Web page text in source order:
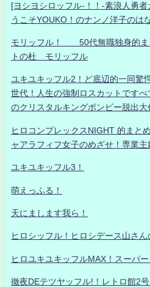
[ヨシヨシロッフル-！！-素浪人勇
うこそYOUKO！のナンノ洋子のは
モリッフル！ 50代無職独身的ま
トの杜 モリッフル
ユキユキッフル2！ど底辺的一同驚
世代！人生の強制ロスカットです
のクリスタルキングボンビー脱出大
ヒロコンプレックスNIGHT 的まと
ャアラフィフ女子のめざせ！専業
ユキユキッフル3！
萌えっふる！
天にまします我ら！
ヒロシッフル！ヒロシデース山さん
ヒロユキユキッフルMAX！スーパー
徹夜DEテツヤッフル!！レトロ館2号